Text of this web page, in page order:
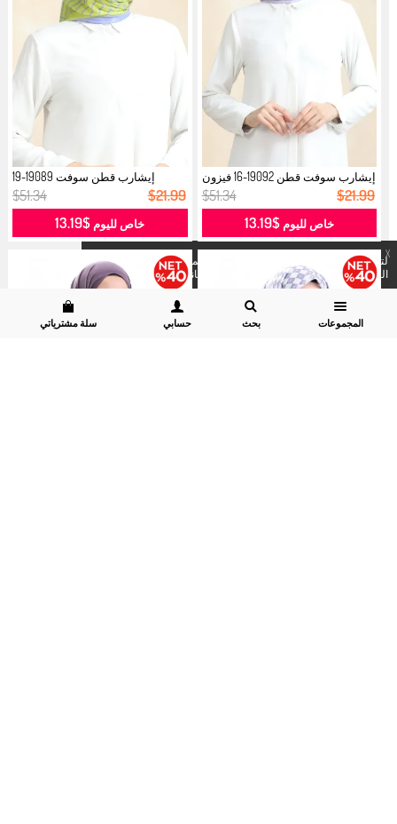
Xلتسهيل عملية الشراء لكم نستخدم الكوكيز المشروع به . لرؤية
التفاصيليمكنكم زيارة موقعنا قسم سرية البيانات وسياسة الكوكيز.
المجموعات بحث حسابي سلة مشترياتي
إيشارب سوفت قطن 19092-16 فيزون
بنفس...
$51.34 $21.99
خاص لليوم$13.19
إيشارب قطن سوفت 19089-19
بنفسجي فات...
$51.34 $21.99
خاص لليوم $13.19